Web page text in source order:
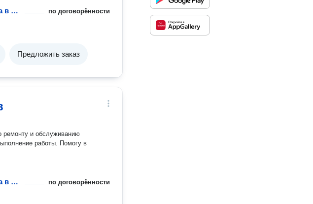
Ремонт стеклоподъемника в автомобиле по договорённости
Предложить заказ
ремонту и обслуживанию
работы. Помогу в
Ремонт стеклоподъемника в автомобиле по договорённости